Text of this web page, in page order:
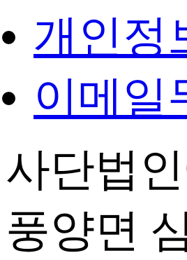
개인정
이메일
사단법
풍양면